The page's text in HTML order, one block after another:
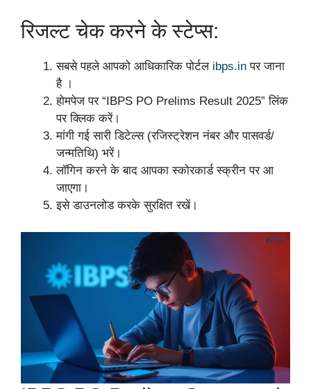
रिजल्ट चेक करने के स्टेप्स:
सबसे पहले आपको आधिकारिक पोर्टल ibps.in पर जाना
है ।
होमपेज पर “IBPS PO Prelims Result 2025” लिंक
पर क्लिक करें।
मांगी गई सारी डिटेल्स (रजिस्ट्रेशन नंबर और पासवर्ड/
जन्मतिथि) भरें।
लॉगिन करने के बाद आपका स्कोरकार्ड स्क्रीन पर आ
जाएगा।
इसे डाउनलोड करके सुरक्षित रखें।